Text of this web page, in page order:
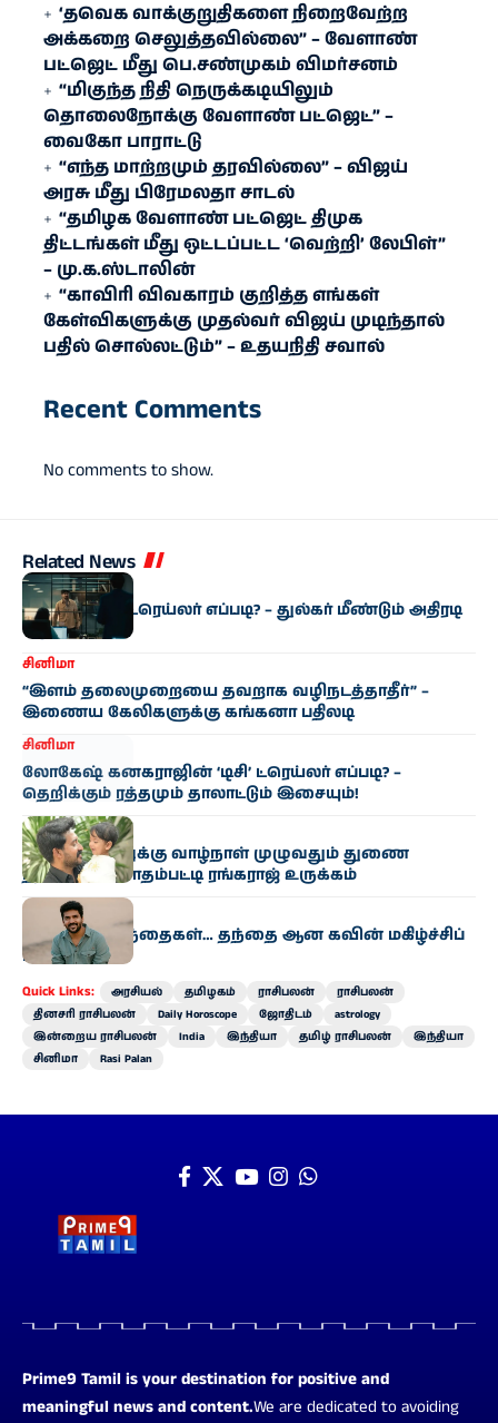
‘தவெக வாக்குறுதிகளை நிறைவேற்ற
அக்கறை செலுத்தவில்லை” – வேளாண்
பட்ஜெட் மீது பெ.சண்முகம் விமர்சனம்
“மிகுந்த நிதி நெருக்கடியிலும்
தொலைநோக்கு வேளாண் பட்ஜெட்” –
வைகோ பாராட்டு
“எந்த மாற்றமும் தரவில்லை” – விஜய்
அரசு மீது பிரேமலதா சாடல்
“தமிழக வேளாண் பட்ஜெட் திமுக
திட்டங்கள் மீது ஒட்டப்பட்ட ‘வெற்றி’ லேபிள்”
– மு.க.ஸ்டாலின்
“காவிரி விவகாரம் குறித்த எங்கள்
கேள்விகளுக்கு முதல்வர் விஜய் முடிந்தால்
பதில் சொல்லட்டும்” – உதயநிதி சவால்
Recent Comments
No comments to show.
Related News
சினிமா
‘ஐ அம் கேம்’ ட்ரெய்லர் எப்படி? – துல்கர் மீண்டும் அதிரடி
‘ஆட்டம்’!
சினிமா
“இளம் தலைமுறையை தவறாக வழிநடத்தாதீர்” –
இணைய கேலிகளுக்கு கங்கனா பதிலடி
சினிமா
லோகேஷ் கனகராஜின் ‘டிசி’ ட்ரெய்லர் எப்படி? –
தெறிக்கும் ரத்தமும் தாலாட்டும் இசையும்!
சினிமா
“மகன் ராகாவுக்கு வாழ்நாள் முழுவதும் துணை
நிற்பேன்!” – மாதம்பட்டி ரங்கராஜ் உருக்கம்
சினிமா
இரட்டை குழந்தைகள்… தந்தை ஆன கவின் மகிழ்ச்சிப்
பகிர்வு!
Quick Links: அரசியல் தமிழகம் ராசிபலன்
ராசிபலன்
தினசரி ராசிபலன்
Daily Horoscope ஜோதிடம்
astrology
இன்றைய ராசிபலன்
India இந்தியா தமிழ் ராசிபலன்
இந்தியா
சினிமா
Rasi Palan
Prime9 Tamil is your destination for positive and
meaningful news and content.We are dedicated to avoiding